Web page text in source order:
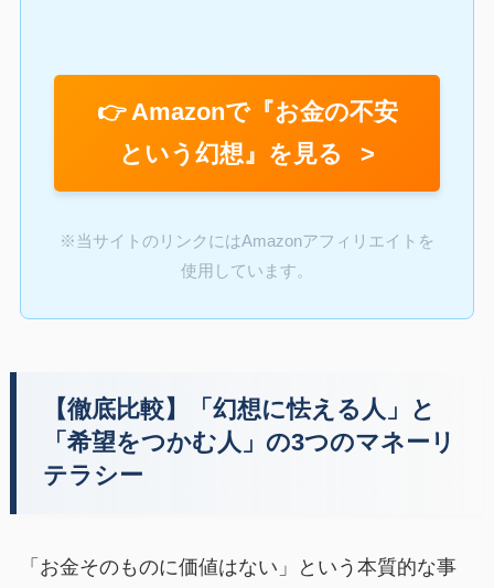
👉 Amazonで『お金の不安
という幻想』を見る
※当サイトのリンクにはAmazonアフィリエイトを
使用しています。
【徹底比較】「幻想に怯える人」と
「希望をつかむ人」の3つのマネーリ
テラシー
「お金そのものに価値はない」という本質的な事